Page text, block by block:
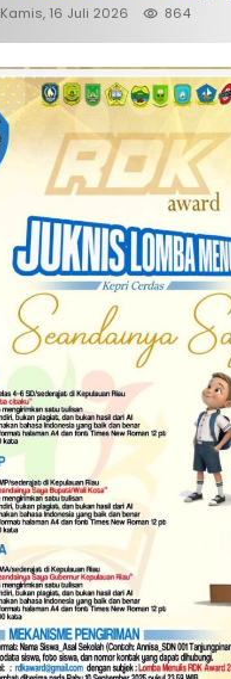
Lunak Ditjen Imigrasi Kepri?
Kamis, 16 Juli 2026 864